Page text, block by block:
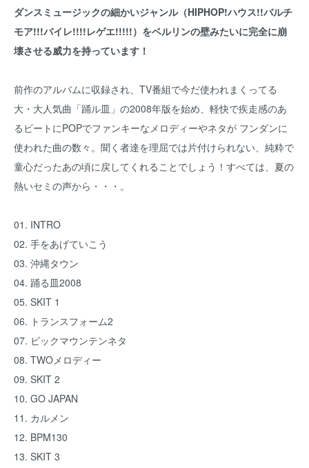
ダンスミュージックの細かいジャンル（HIPHOP!ハウス!!バルチ
モア!!!バイレ!!!!レゲエ!!!!!）をベルリンの壁みたいに完全に崩
壊させる威力を持っています！
前作のアルバムに収録され、TV番組で今だ使われまくってる
大・大人気曲「踊ル皿」の2008年版を始め、軽快で疾走感のあ
るビートにPOPでファンキーなメロディーやネタが フンダンに
使われた曲の数々。聞く者達を理屈では片付けられない、純粋で
童心だったあの頃に戻してくれることでしょう！すべては、夏の
熱いセミの声から・・・。
01. INTRO
02. 手をあげていこう
03. 沖縄タウン
04. 踊る皿2008
05. SKIT 1
06. トランスフォーム2
07. ビックマウンテンネタ
08. TWOメロディー
09. SKIT 2
10. GO JAPAN
11. カルメン
12. BPM130
13. SKIT 3